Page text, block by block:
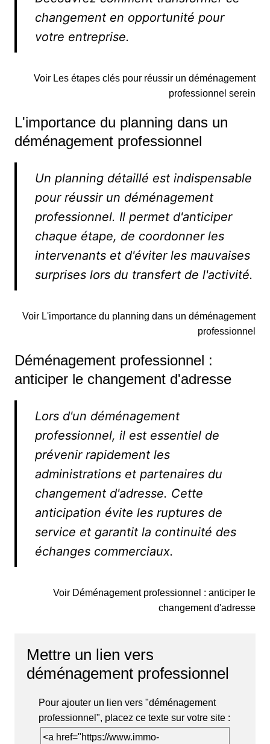
changement en opportunité pour
votre entreprise.
Voir Les étapes clés pour réussir un déménagement
professionnel serein
L'importance du planning dans un
déménagement professionnel
Un planning détaillé est indispensable
pour réussir un déménagement
professionnel. Il permet d'anticiper
chaque étape, de coordonner les
intervenants et d'éviter les mauvaises
surprises lors du transfert de l'activité.
Voir L'importance du planning dans un déménagement
professionnel
Déménagement professionnel :
anticiper le changement d'adresse
Lors d'un déménagement
professionnel, il est essentiel de
prévenir rapidement les
administrations et partenaires du
changement d'adresse. Cette
anticipation évite les ruptures de
service et garantit la continuité des
échanges commerciaux.
Voir Déménagement professionnel : anticiper le
changement d'adresse
Mettre un lien vers
déménagement professionnel
Pour ajouter un lien vers "déménagement
professionnel", placez ce texte sur votre site :
<a href="https://www.immo-